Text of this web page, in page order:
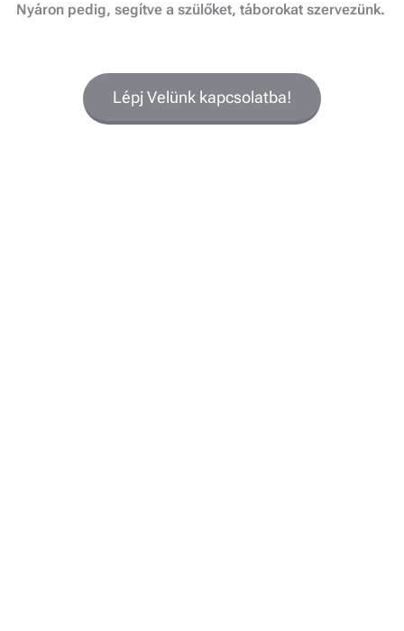
Nyáron pedig, segítve a szülőket, táborokat szervezünk.
Lépj Velünk kapcsolatba!